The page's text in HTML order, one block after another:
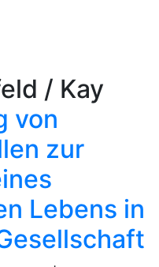
/ Kay
von
zur
Lebens in